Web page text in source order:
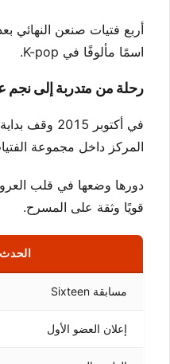
أربع فتيات صنعن النهائي
اسمًا مألوفًا في K-pop.
رحلة من متدربة إلى نجم
المركز داخل مجموعة
دورها وضعها في قلب
قويًا وثقة على المسرح.
الحدث
مسابقة Sixteen
إعلان العضو الأول